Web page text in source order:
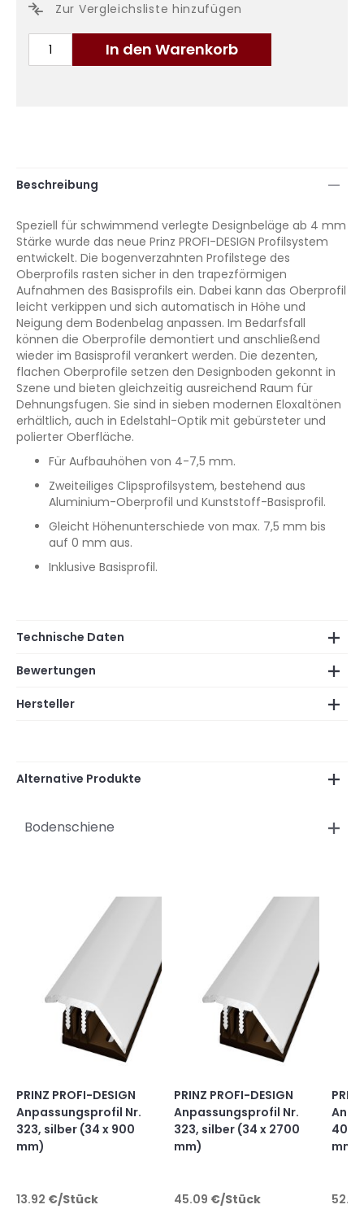
In den Warenkorb
Zur Vergleichsliste hinzufügen
Beschreibung
Speziell für schwimmend verlegte Designbeläge ab 4 mm
Stärke wurde das neue Prinz PROFI-DESIGN Profilsystem
entwickelt. Die bogenverzahnten Profilstege des
Oberprofils rasten sicher in den trapezförmigen
Aufnahmen des Basisprofils ein. Dabei kann das Oberprofil
leicht verkippen und sich automatisch in Höhe und
Neigung dem Bodenbelag anpassen. Im Bedarfsfall
können die Oberprofile demontiert und anschließend
wieder im Basisprofil verankert werden. Die dezenten,
flachen Oberprofile setzen den Designboden gekonnt in
Szene und bieten gleichzeitig ausreichend Raum für
Dehnungsfugen. Sie sind in sieben modernen Eloxaltönen
erhältlich, auch in Edelstahl-Optik mit gebürsteter und
polierter Oberfläche.
Für Aufbauhöhen von 4-7,5 mm.
Zweiteiliges Clipsprofilsystem, bestehend aus
Aluminium-Oberprofil und Kunststoff-Basisprofil.
Gleicht Höhenunterschiede von max. 7,5 mm bis
auf 0 mm aus.
Inklusive Basisprofil.
Technische Daten
Bewertungen
Hersteller
Alternative Produkte
Bodenschiene
PRINZ PROFI-DESIGN
Anpassungsprofil Nr.
323, silber (34 x 900
mm)
13.92 €/Stück
PRINZ PROFI-DESIGN
Anpassungsprofil Nr.
323, silber (34 x 2700
mm)
45.09 €/Stück
402,
mm)
52.13